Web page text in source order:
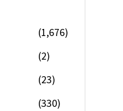
(1,676)
(2)
(23)
(330)